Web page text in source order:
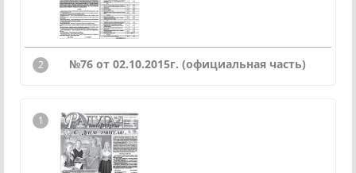
№76 от 02.10.2015г. (официальная часть)